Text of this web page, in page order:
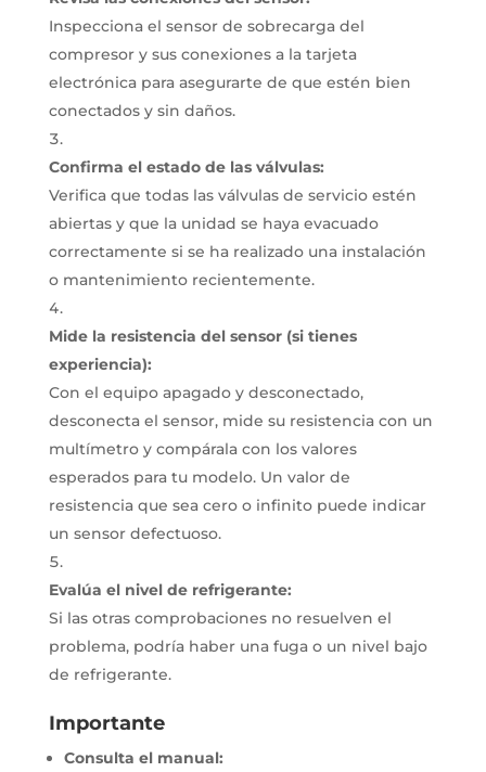
Inspecciona el sensor de sobrecarga del
compresor y sus conexiones a la tarjeta
electrónica para asegurarte de que estén bien
conectados y sin daños.
Confirma el estado de las válvulas:
Verifica que todas las válvulas de servicio estén
abiertas y que la unidad se haya evacuado
correctamente si se ha realizado una instalación
o mantenimiento recientemente.
Mide la resistencia del sensor (si tienes
experiencia):
Con el equipo apagado y desconectado,
desconecta el sensor, mide su resistencia con un
multímetro y compárala con los valores
esperados para tu modelo. Un valor de
resistencia que sea cero o infinito puede indicar
un sensor defectuoso.
Evalúa el nivel de refrigerante:
Si las otras comprobaciones no resuelven el
problema, podría haber una fuga o un nivel bajo
de refrigerante.
Importante
Consulta el manual: